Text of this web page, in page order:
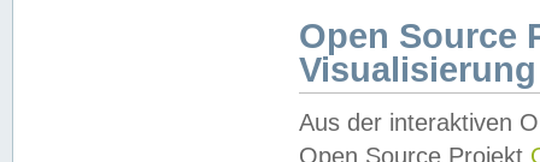
Open Source
Visualisierung
Aus der interaktiven
Open Source Projekt